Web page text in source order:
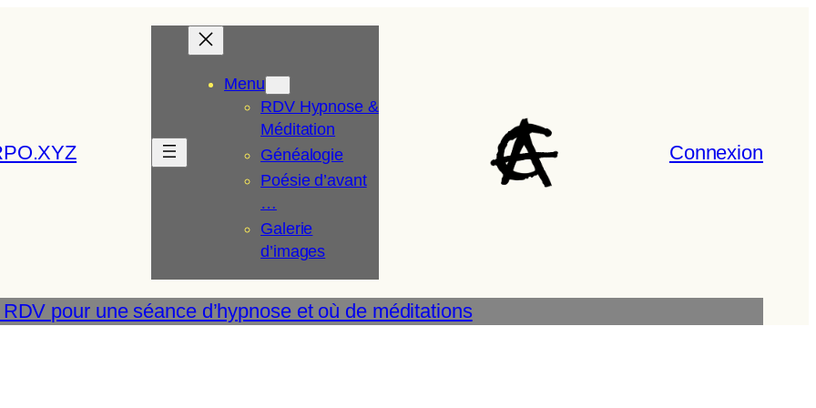
Menu
RDV Hypnose &
Méditation
Généalogie
Poésie d’avant
…
Galerie
d’images
Connexion
pour une séance d’hypnose et où de méditations